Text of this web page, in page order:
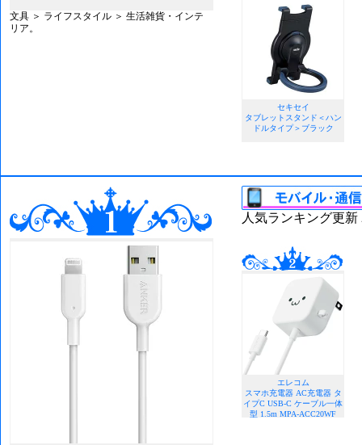
文具 ＞ ライフスタイル ＞ 生活雑貨・インテ
リア。
セキセイ
タブレットスタンド＜ハン
ドルタイプ＞ブラック
人気ランキング更新
エレコム
スマホ充電器 AC充電器 タ
イプC USB-C ケーブル一体
型 1.5m MPA-ACC20WF